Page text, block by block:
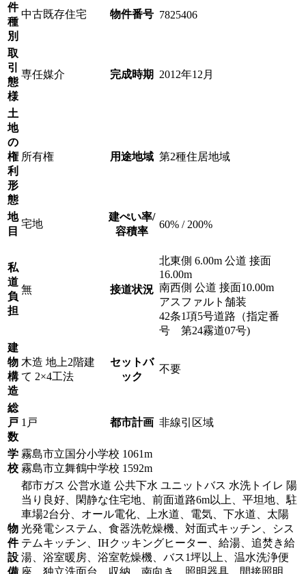
件
種
別
中古既存住宅 物件番号 7825406
取
引
態
様
専任媒介 完成時期 2012年12月
土
地
の
権
利
形
態
所有権 用途地域 第2種住居地域
地
目
宅地
建ぺい率/
容積率
60% / 200%
私
道
負
担
無 接道状況
北東側 6.00m 公道 接面
16.00m
南西側 公道 接面10.00m
アスファルト舗装
42条1項5号道路（指定番
号 第24霧道07号)
建
物
構
造
木造 地上2階建
て 2×4工法
セットバ
ック
不要
総
戸
数
1戸 都市計画 非線引区域
学
校
霧島市立国分小学校 1061m
霧島市立舞鶴中学校 1592m
物
件
設
備
都市ガス 公営水道 公共下水 ユニットバス 水洗トイレ 陽
当り良好、閑静な住宅地、前面道路6m以上、平坦地、駐
車場2台分、オール電化、上水道、電気、下水道、太陽
光発電システム、食器洗乾燥機、対面式キッチン、シス
テムキッチン、IHクッキングヒーター、給湯、追焚き給
湯、浴室暖房、浴室乾燥機、バス1坪以上、温水洗浄便
座、独立洗面台、収納、南向き、照明器具、間接照明、